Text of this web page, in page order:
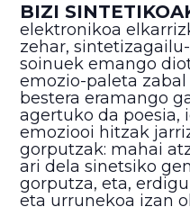
BIZI
elektronikoa
zehar,
soinuek emango
emozio-paleta
bestera eramango
agertuko da poesia,
emoziooi hitzak
gorputzak: mahai
ari dela sinetsiko
gorputza, eta,
eta urrunekoa izan